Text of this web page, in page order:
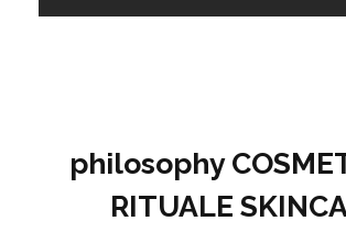
philosophy
RITUALE